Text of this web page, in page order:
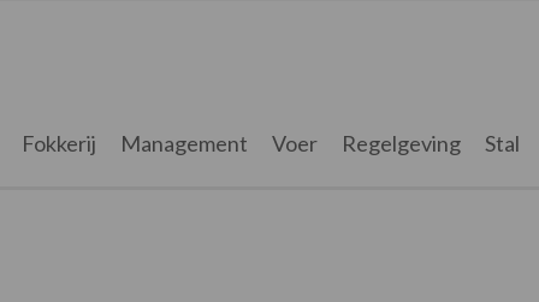
Fokkerij Management Voer Regelgeving Stal